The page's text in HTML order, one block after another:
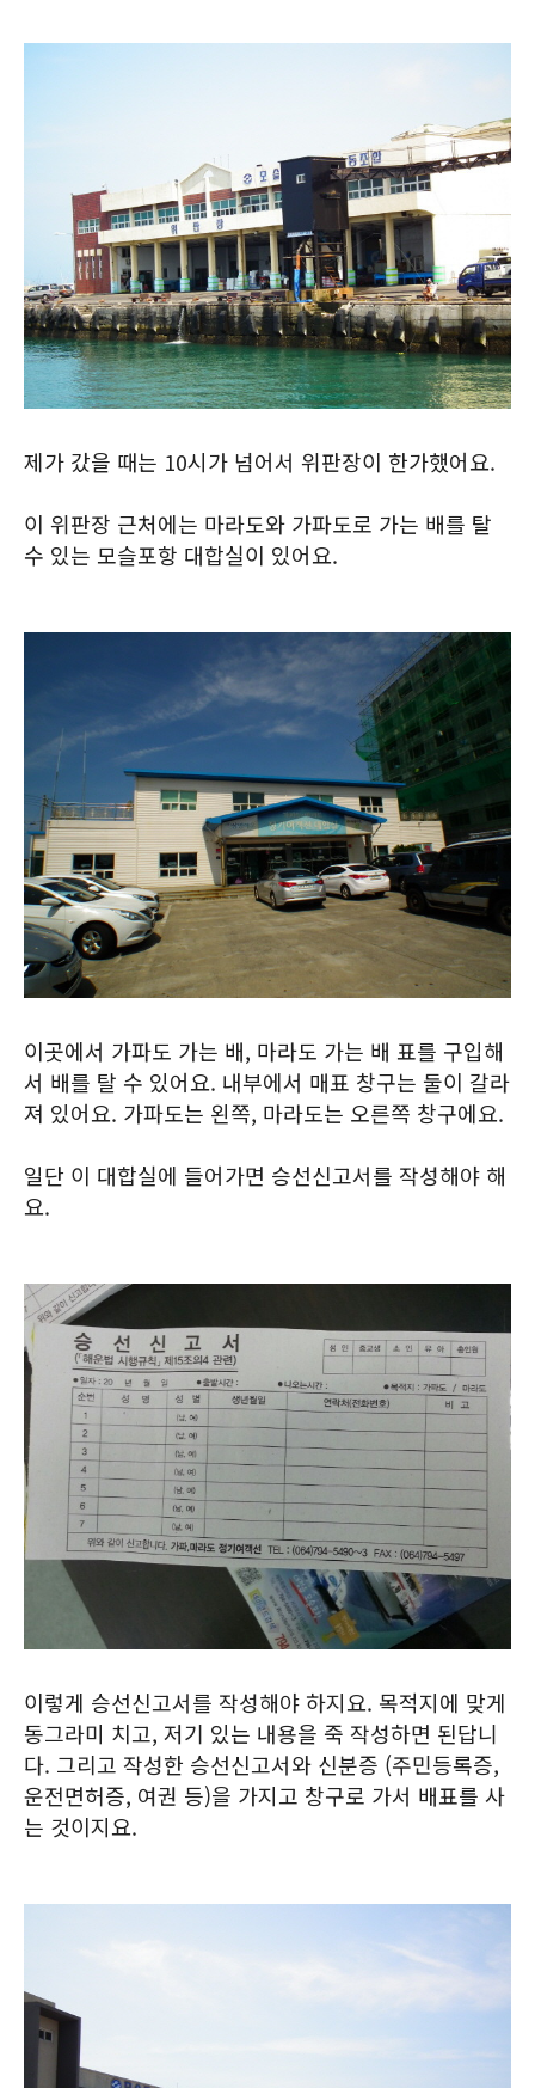
제가 갔을 때는 10시가 넘어서 위판장이 한가했어요.
이 위판장 근처에는 마라도와 가파도로 가는 배를 탈
수 있는 모슬포항 대합실이 있어요.
이곳에서 가파도 가는 배, 마라도 가는 배 표를 구입해
서 배를 탈 수 있어요. 내부에서 매표 창구는 둘이 갈라
져 있어요. 가파도는 왼쪽, 마라도는 오른쪽 창구에요.
일단 이 대합실에 들어가면 승선신고서를 작성해야 해
요.
이렇게 승선신고서를 작성해야 하지요. 목적지에 맞게
동그라미 치고, 저기 있는 내용을 죽 작성하면 된답니
다. 그리고 작성한 승선신고서와 신분증 (주민등록증,
운전면허증, 여권 등)을 가지고 창구로 가서 배표를 사
는 것이지요.